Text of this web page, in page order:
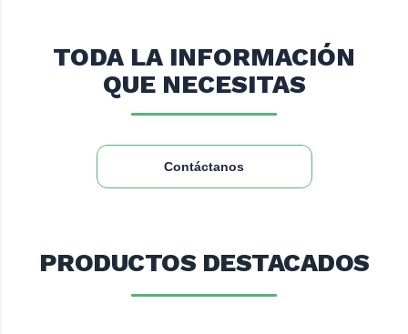
Voltaje:220V
70W
Gris - Metal con motor
TODA LA INFORMACIÓN
QUE NECESITAS
Contáctanos
PRODUCTOS DESTACADOS